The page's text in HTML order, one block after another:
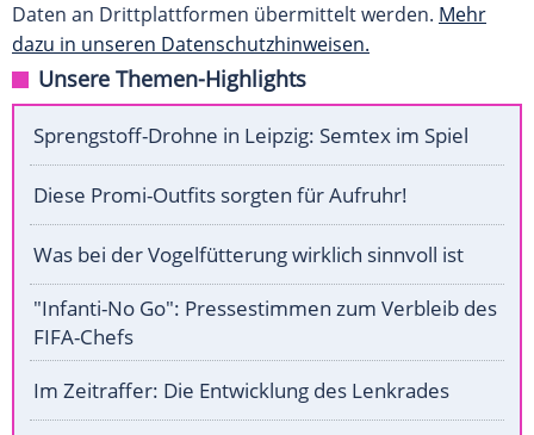
Daten an Drittplattformen übermittelt werden. Mehr
dazu in unseren Datenschutzhinweisen.
Unsere Themen-Highlights
Sprengstoff-Drohne in Leipzig: Semtex im Spiel
Diese Promi-Outfits sorgten für Aufruhr!
Was bei der Vogelfütterung wirklich sinnvoll ist
"Infanti-No Go": Pressestimmen zum Verbleib des
FIFA-Chefs
Im Zeitraffer: Die Entwicklung des Lenkrades